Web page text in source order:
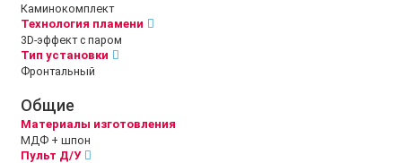
Каминокомплект
Технология пламени
3D-эффект с паром
Тип установки
Фронтальный
Общие
Материалы изготовления
МДФ + шпон
Пульт Д/У